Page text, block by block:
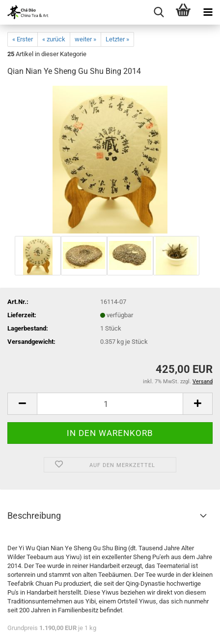
« Erster « zurück weiter »
Letzter »
25 Artikel in dieser Kategorie
Qian Nian Ye Sheng Gu Shu Bing 2014
Art.Nr.:
16114-07
Lieferzeit:
verfügbar
Lagerbestand:
1Stück
Versandgewicht:
0.357 kg je Stück
425,00 EUR
inkl. 7% MwSt. zzgl. Versand
AUF DEN MERKZETTEL
Beschreibung
Der Yi Wu Qian Nian Ye Sheng Gu Shu Bing (dt. Tausend Jahre Alter
Wilder Teebaum aus Yiwu) ist ein exzellenter Sheng Pu'erh aus dem Jahre
2014. Der Tee wurde in reiner Handarbeit erzeugt, das Teematerial ist
sortenrein und stammt von alten Teebäumen. Der Tee wurde in der kleinen
Teefabrik Chuan Pu produziert, die seit der Qing-Dynastie hochwertige
Pu's in Handarbeit herstellt. Diese Yiwus beziehen wir direkt von diesem
Traditionsunternehmen aus Yibi, einem Ortsteil Yiwus, das sich nunmehr
seit 200 Jahren in Familienbesitz befindet.
Grundpreis 1.190,00 EUR je 1 kg